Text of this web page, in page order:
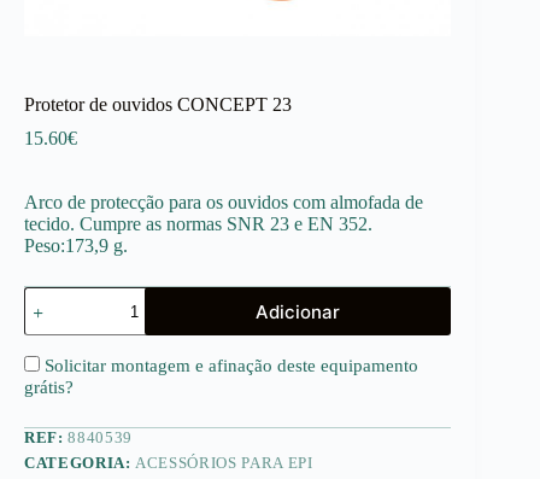
Protetor de ouvidos CONCEPT 23
15.60€
Arco de protecção para os ouvidos com almofada de
tecido. Cumpre as normas SNR 23 e EN 352.
Peso:173,9 g.
Quantidade
de
Protetor
de
ouvidos
CONCEPT
Adicionar
Solicitar montagem e afinação deste equipamento
grátis?
REF:8840539
CATEGORIA:ACESSÓRIOS PARA EPI